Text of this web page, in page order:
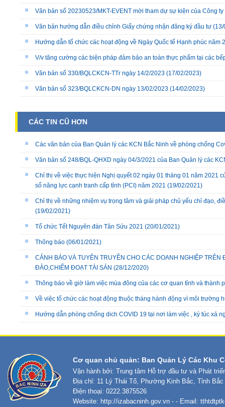
Văn bản số 20230523/MKT-EVENT mời tham dự sự kiện của Công
Văn bản hướng dẫn điều chỉnh Giấy chứng nhận đăng ký đầu tư (13/
Hướng dẫn tổ chức các hoạt động về Ngày Quốc tế Hạnh phúc năm
V/v tăng cường các biện pháp đảm bảo an toàn thực phẩm tại các
Văn bản số 330/BQLCKCN-TTr ngày 14/2/2023 (17/02/2023)
Văn bản số 323/BQLCKCN-DN ngày 13/02/2023 (14/02/2023)
CÁC TIN CŨ HƠN
Các văn bản của Ban Quản lý các KCN Bắc Ninh về phòng chống
Văn bản số 248/BQL-QHXD ngày 04/3/2021 của Ban Quản lý các
Chỉ thị về việc thực hiện Nghị quyết 02 ngày 01 tháng 01 năm 2021
số năng lực cạnh tranh cấp tỉnh (PCI) năm 2021 (19/02/2021)
Chỉ thị về những nhiệm vụ trọng tâm và giải pháp chủ yếu chỉ đạo,
(19/02/2021)
Tổ chức Tết Nguyên đán Tân Sửu 2021 (20/01/2021)
Thông báo (06/01/2021)
CẢNH BÁO VÀ TUYÊN TRUYỀN CHO CÁC DOANH NGHIỆP
ĐẢO,CHIẾM ĐOẠT TÀI SẢN (28/12/2020)
Thông báo về giờ làm việc mùa đông của các cơ quan tỉnh và thành
Về việc tổ chức các hoạt động thuộc tháng hành động vì môi
Hướng dẫn phòng chống dich COVID 19 tại nơi làm việc , ký túc xá
Cơ quan chủ quản: Ban Quản Lý Các Khu
Vận hành bởi: Trung tâm Hỗ trợ đầu tư và Phát
Địa chỉ: 11 Lý Thái Tổ, Phường Kinh Bắc, Tỉnh Bắc
Điện thoại: 0222.3875526
Website: http://izabacninh.gov.vn - - Email: